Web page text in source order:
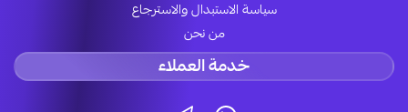
سياسة الاستبدال والاسترجاع
من نحن
خدمة العملاء